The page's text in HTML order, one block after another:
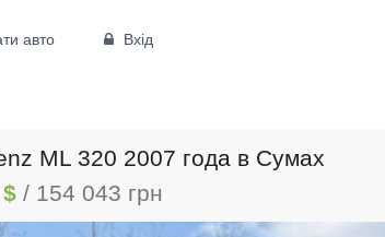
авто Вхід
ML 320 2007 года в Сумах
/ 154 043 грн